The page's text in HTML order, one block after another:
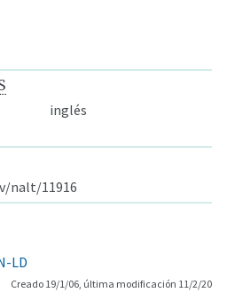
inglés
nalt/11916
LD
Creado 19/1/06, última modificación 11/2/20